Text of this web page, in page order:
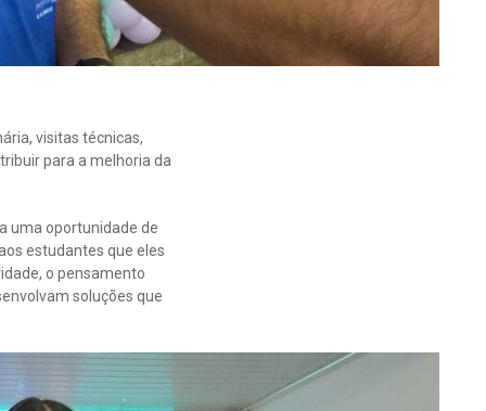
visitas técnicas,
para a melhoria da
uma oportunidade de
estudantes que eles
o pensamento
soluções que